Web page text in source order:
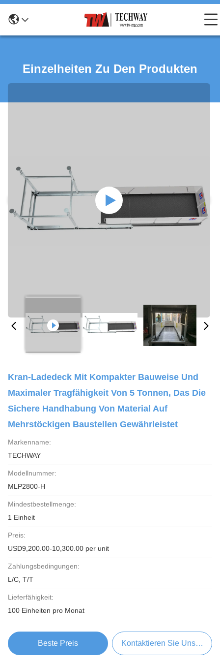
Einzelheiten Zu Den Produkten
Kran-Ladedeck Mit Kompakter Bauweise Und
Maximaler Tragfähigkeit Von 5 Tonnen, Das Die
Sichere Handhabung Von Material Auf
Mehrstöckigen Baustellen Gewährleistet
Markenname:
TECHWAY
Modellnummer:
MLP2800-H
Mindestbestellmenge:
1 Einheit
Preis:
USD9,200.00-10,300.00 per unit
Zahlungsbedingungen:
L/C, T/T
Lieferfähigkeit:
100 Einheiten pro Monat
Beste Preis Kontaktieren Sie Uns Jetzt